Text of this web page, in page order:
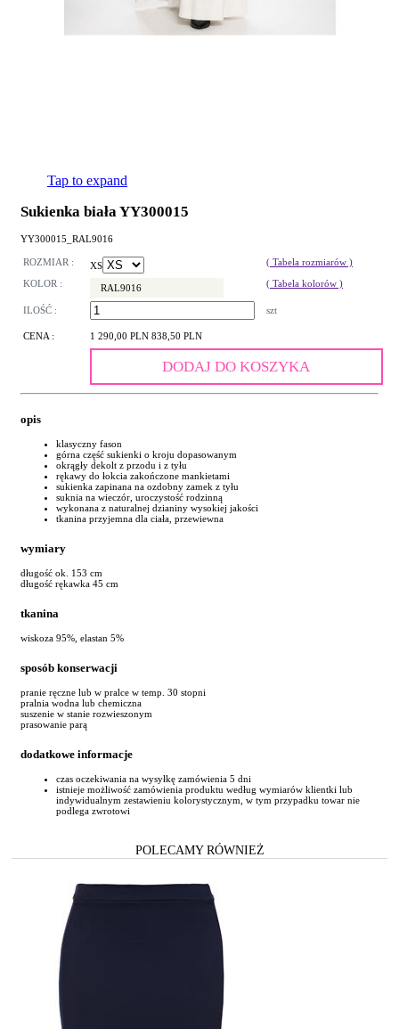
Tap to expand
Sukienka biała YY300015
YY300015_RAL9016
ROZMIAR : XS
( Tabela rozmiarów )
KOLOR :
RAL9016 ( Tabela kolorów )
ILOŚĆ : szt
CENA : 1 290,00 PLN 838,50 PLN
DODAJ DO KOSZYKA
opis
klasyczny fason
górna część sukienki o kroju dopasowanym
okrągły dekolt z przodu i z tyłu
rękawy do łokcia zakończone mankietami
sukienka zapinana na ozdobny zamek z tyłu
suknia na wieczór, uroczystość rodzinną
wykonana z naturalnej dzianiny wysokiej jakości
tkanina przyjemna dla ciała, przewiewna
wymiary
długość ok. 153 cm
długość rękawka 45 cm
tkanina
wiskoza 95%, elastan 5%
sposób konserwacji
pranie ręczne lub w pralce w temp. 30 stopni
pralnia wodna lub chemiczna
suszenie w stanie rozwieszonym
prasowanie parą
dodatkowe informacje
czas oczekiwania na wysyłkę zamówienia 5 dni
istnieje możliwość zamówienia produktu według wymiarów klientki lub
indywidualnym zestawieniu kolorystycznym, w tym przypadku towar nie
podlega zwrotowi
POLECAMY RÓWNIEŻ